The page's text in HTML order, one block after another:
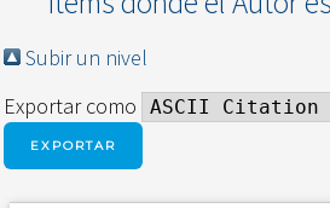
Subir un nivel
Exportar como